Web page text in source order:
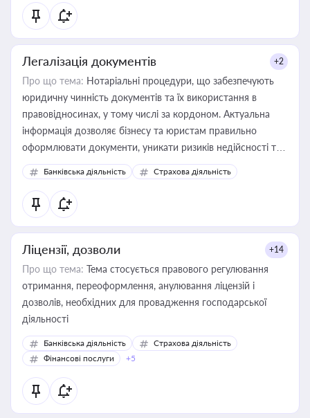
статусу суб'єктів оціночної діяльності
Легалізація документів +2
Про що тема: Нотаріальні процедури, що забезпечують
юридичну чинність документів та їх використання в
правовідносинах, у тому числі за кордоном. Актуальна
інформація дозволяє бізнесу та юристам правильно
оформлювати документи, уникати ризиків недійсності та
забезпечувати їх належне прийняття органами влади та
контрагентами
Банківська діяльність Страхова діяльність
Ліцензії, дозволи +14
Про що тема: Тема стосується правового регулювання
отримання, переоформлення, анулювання ліцензій і
дозволів, необхідних для провадження господарської
діяльності
Банківська діяльність
Страхова діяльність
Фінансові послуги
+5